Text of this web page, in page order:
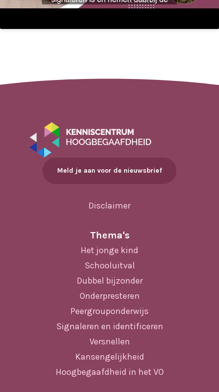
Meld je aan voor de nieuwsbrief
Disclaimer
Thema's
Het jonge kind
Schooluitval
Dubbel bijzonder
Onderpresteren
Peergrouponderwijs
Signaleren en identificeren
Versnellen
Kansengelijkheid
Hoogbegaafdheid in het VO